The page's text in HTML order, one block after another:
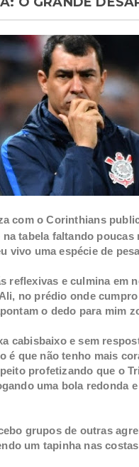
com o Corinthians
tabela faltando
vivo uma espécie de
reflexivas e culmina em
no prédio onde
o dedo para mim
cabisbaixo e sem
é que não tenho mais
profetizando que o
uma bola redonda
grupos de outras
um tapinha nas